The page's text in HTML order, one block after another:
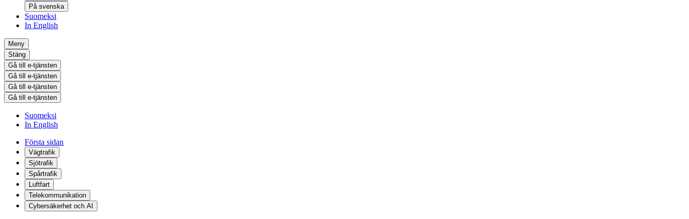
På svenska
Suomeksi
In English
Meny
Stäng
Gå till e-tjänsten
Gå till e-tjänsten
Gå till e-tjänsten
Gå till e-tjänsten
Suomeksi
In English
Första sidan
Vägtrafik
Sjötrafik
Spårtrafik
Luftfart
Telekommunikation
Cybersäkerhet och AI